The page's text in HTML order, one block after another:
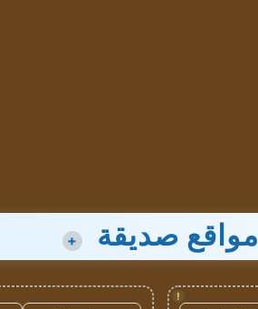
مواقع صديقة +
!